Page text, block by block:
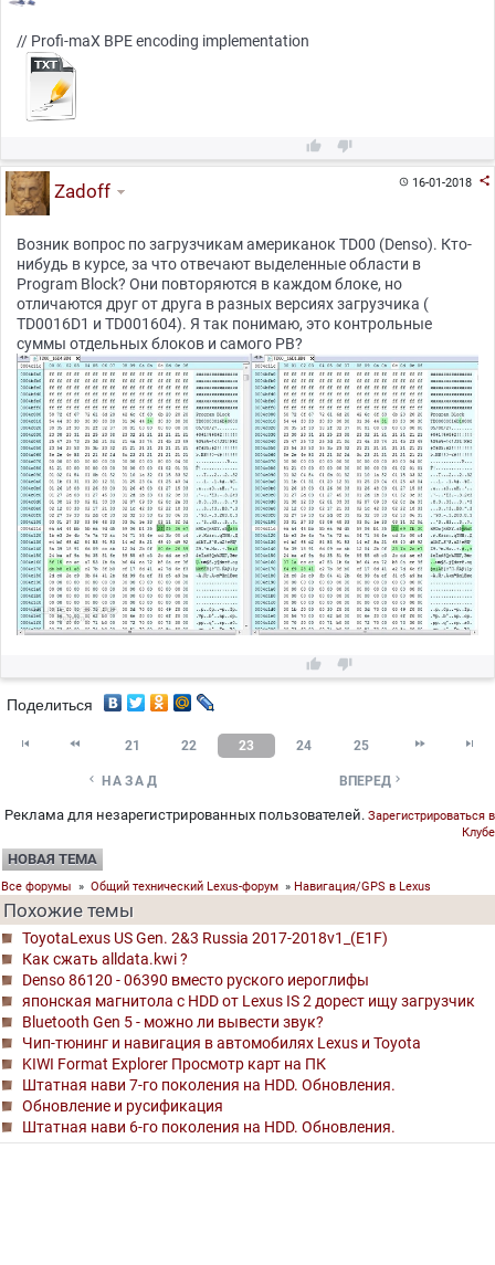
// Profi-maX BPE encoding implementation
 
16-01-2018 
Zadoff
Возник вопрос по загрузчикам американок TD00 (Denso). Кто-
нибудь в курсе, за что отвечают выделенные области в
Program Block? Они повторяются в каждом блоке, но
отличаются друг от друга в разных версиях загрузчика (
TD0016D1 и TD001604). Я так понимаю, это контрольные
суммы отдельных блоков и самого PB?
 
Поделиться
  21 22 23 24 25  
 НАЗАД ВПЕРЕД 
Реклама для незарегистрированных пользователей. Зарегистрироваться в
Клубе
НОВАЯ ТЕМА
Все форумы » Общий технический Lexus-форум » Навигация/GPS в Lexus
Похожие темы
ToyotaLexus US Gen. 2&3 Russia 2017-2018v1_(E1F)
Как сжать alldata.kwi ?
Denso 86120 - 06390 вместо руского иероглифы
японская магнитола с HDD от Lexus IS 2 дорест ищу загрузчик
Bluetooth Gen 5 - можно ли вывести звук?
Чип-тюнинг и навигация в автомобилях Lexus и Toyota
KIWI Format Explorer Просмотр карт на ПК
Штатная нави 7-го поколения на HDD. Обновления.
Обновление и русификация
Штатная нави 6-го поколения на HDD. Обновления.